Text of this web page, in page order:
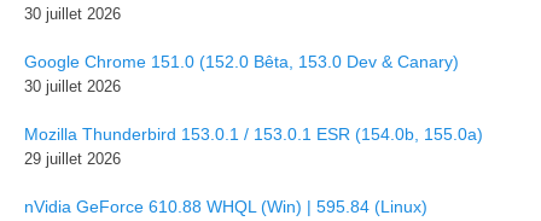
30 juillet 2026
Google Chrome 151.0 (152.0 Bêta, 153.0 Dev & Canary)
30 juillet 2026
Mozilla Thunderbird 153.0.1 / 153.0.1 ESR (154.0b, 155.0a)
29 juillet 2026
nVidia GeForce 610.88 WHQL (Win) | 595.84 (Linux)